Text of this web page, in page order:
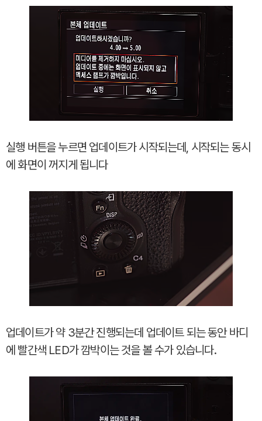
실행 버튼을 누르면 업데이트가 시작되는데, 시작되는 동시
에 화면이 꺼지게 됩니다
업데이트가 약 3분간 진행되는데 업데이트 되는 동안 바디
에 빨간색 LED가 깜박이는 것을 볼 수가 있습니다.